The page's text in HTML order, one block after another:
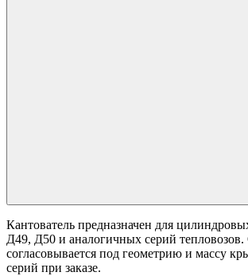
Кантователь предназначен для
Д49, Д50 и аналогичных серий тепловозов.
согласовывается под геометрию и массу
серий при заказе.